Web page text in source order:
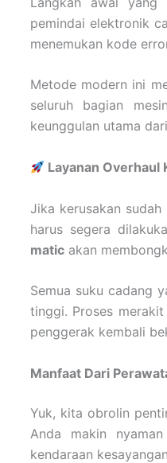
pemindai elektronik
menemukan kode
Metode modern ini
seluruh bagian
keunggulan utama
Layanan Overhaul
Jika kerusakan
harus segera
maticakan
Semua suku cadang
tinggi. Proses
penggerak kembali
Manfaat Dari
Yuk, kita obrolin
Anda makin
kendaraan